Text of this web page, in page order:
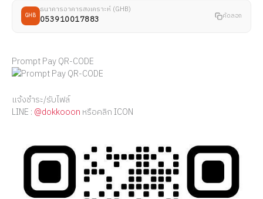
GHB
ธนาคารอาคารสงเคราะห์ (GHB)
053910017883 คัดลอก
Prompt Pay QR-CODE
แจ้งชำระ/รับไฟล์
LINE : @dokkooon หรือคลิก ICON